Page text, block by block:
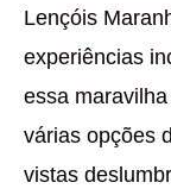
Lençóis
experiências
essa
várias opções
vistas